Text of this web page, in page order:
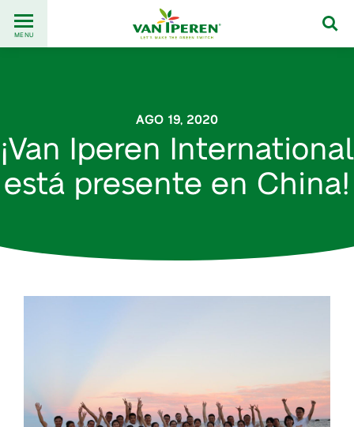
content
Back
to
MENU
AGO 19, 2020
¡Van Iperen International
está presente en China!